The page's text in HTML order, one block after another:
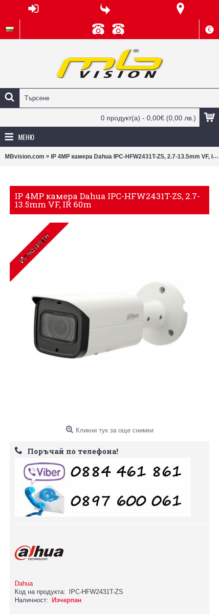
€
0 продукт(а) - 0,00€ (0,00 лв.)
МЕНЮ
MBvision.com » IP 4MP камера Dahua IPC-HFW2431T-ZS, 2.7-13.5mm VF, IR 60m
IP 4MP камера Dahua IPC-HFW2431T-ZS, 2.7-
13.5mm VF, IR 60m
Кликни тук за още снимки
Поръчай по телефона!
Dahua
Код на продукта:
IPC-HFW2431T-ZS
Наличност:
Изчерпан